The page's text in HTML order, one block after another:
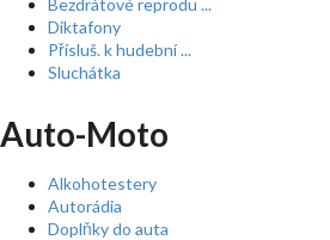
Bezdrátové reprodu ...
Diktafony
Přísluš. k hudební ...
Sluchátka
Auto-Moto
Alkohotestery
Autorádia
Doplňky do auta